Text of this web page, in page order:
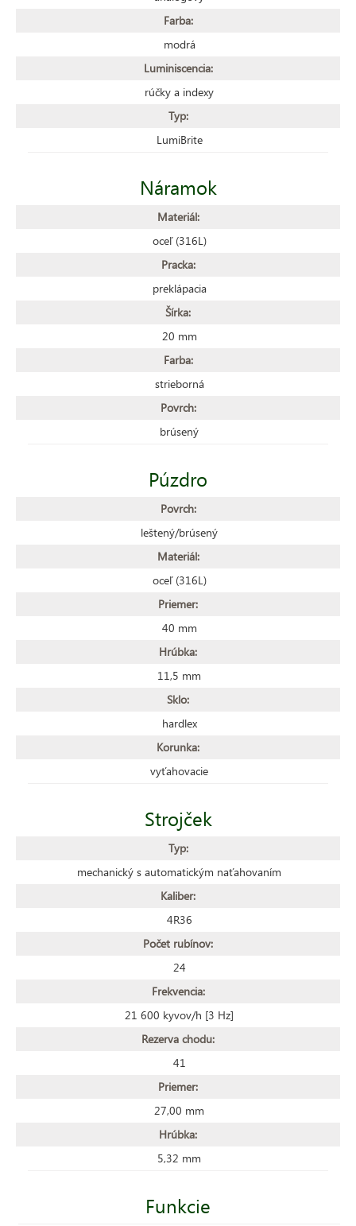
Farba:
modrá
Luminiscencia:
rúčky a indexy
Typ:
LumiBrite
Náramok
Materiál:
oceľ (316L)
Pracka:
preklápacia
Šírka:
20 mm
Farba:
strieborná
Povrch:
brúsený
Púzdro
Povrch:
leštený/brúsený
Materiál:
oceľ (316L)
Priemer:
40 mm
Hrúbka:
11,5 mm
Sklo:
hardlex
Korunka:
vyťahovacie
Strojček
Typ:
mechanický s automatickým naťahovaním
Kaliber:
4R36
Počet rubínov:
24
Frekvencia:
21 600 kyvov/h [3 Hz]
Rezerva chodu:
41
Priemer:
27,00 mm
Hrúbka:
5,32 mm
Funkcie